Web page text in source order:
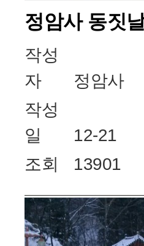
정암사 동짓
작성
자
정암사
작성
일
12-21
조회
13901